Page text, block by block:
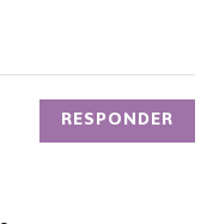
RESPONDER